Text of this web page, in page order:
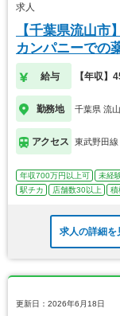
求人
【千葉県流山
カンパニーでの
給与 【年収】
勤務地 千葉県 流
アクセス 東武野田線
年収700万円以上可 未経
駅チカ
店舗数30以上 積
求人の詳細を
更新日：2026年6月18日